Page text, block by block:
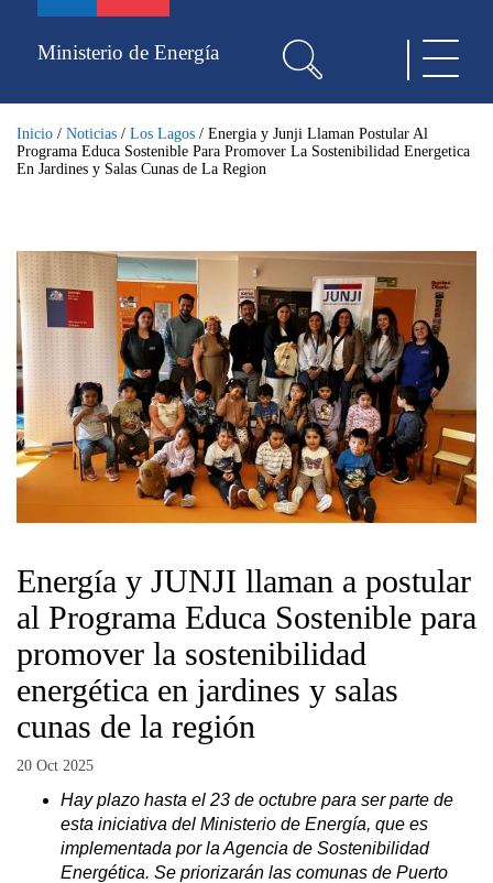
contenidoMinisterio de Energía
Inicio / Noticias / Los Lagos / Energia y Junji Llaman Postular Al
Programa Educa Sostenible Para Promover La Sostenibilidad Energetica
En Jardines y Salas Cunas de La Region
Energía y JUNJI llaman a postular
al Programa Educa Sostenible para
promover la sostenibilidad
energética en jardines y salas
cunas de la región
20 Oct 2025
Hay plazo hasta el 23 de octubre para ser parte de
esta iniciativa del Ministerio de Energía, que es
implementada por la Agencia de Sostenibilidad
Energética. Se priorizarán las comunas de Puerto